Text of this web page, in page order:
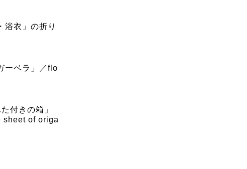
浴衣」の折り
ーベラ」／flo
付きの箱」
sheet of origa